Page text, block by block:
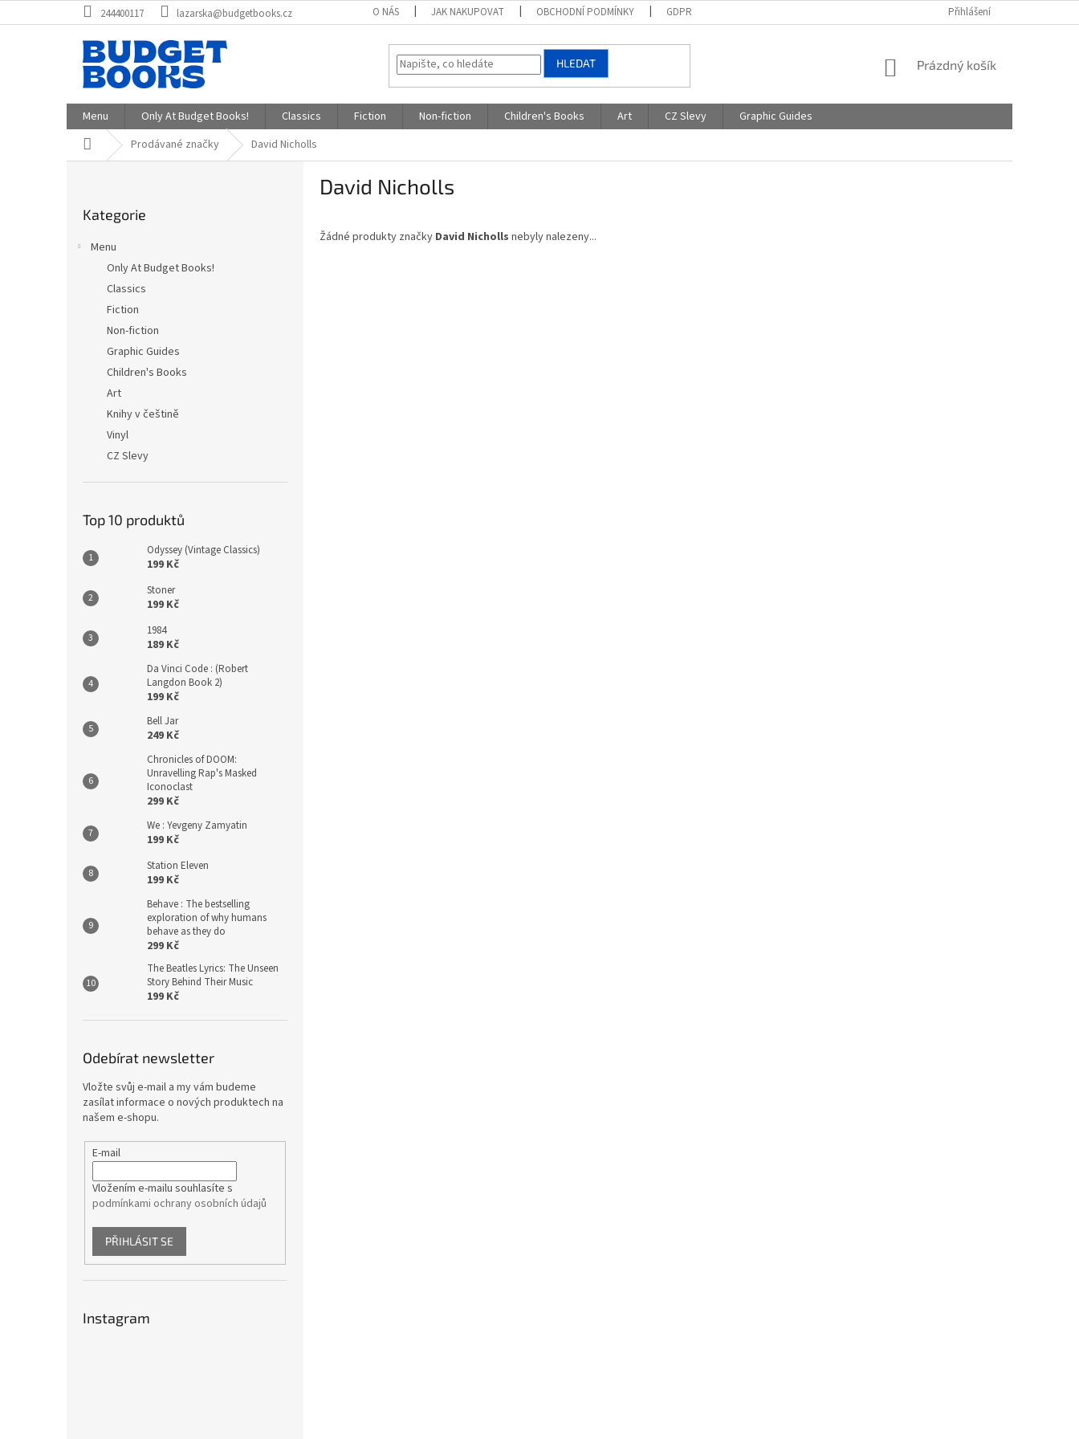
na
244400117 lazarska@budgetbooks.cz O NÁS JAK NAKUPOVAT OBCHODNÍ PODMÍNKY GDPR Přihlášení
HLEDAT
NÁKUPNÍ
Prázdný košík
Menu Only At Budget Books! Classics Fiction Non-fiction Children's Books Art CZ Slevy
Graphic Guides
Domů Prodávané značky David Nicholls
kategorie
Kategorie
Menu
Only At Budget Books!
Classics
Fiction
Non-fiction
Graphic Guides
Children's Books
Art
Knihy v češtině
Vinyl
CZ Slevy
Top 10 produktů
Odyssey (Vintage Classics)
199 Kč
Stoner
199 Kč
1984
189 Kč
Da Vinci Code : (Robert
Langdon Book 2)
199 Kč
Bell Jar
249 Kč
Chronicles of DOOM:
Unravelling Rap's Masked
Iconoclast
299 Kč
We : Yevgeny Zamyatin
199 Kč
Station Eleven
199 Kč
Behave : The bestselling
exploration of why humans
behave as they do
299 Kč
The Beatles Lyrics: The Unseen
Story Behind Their Music
199 Kč
Odebírat newsletter
Vložte svůj e-mail a my vám budeme
zasílat informace o nových produktech na
našem e-shopu.
E-mail
Vložením e-mailu souhlasíte s
podmínkami ochrany osobních údajů
PŘIHLÁSIT SE
Instagram
David Nicholls
Žádné produkty značky David Nicholls nebyly nalezeny...